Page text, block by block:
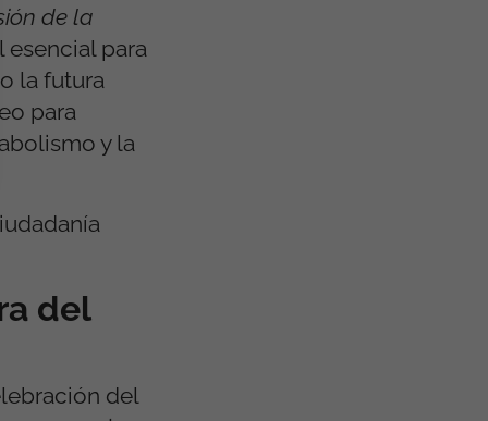
de la
esencial para
la futura
para
y la
del
del